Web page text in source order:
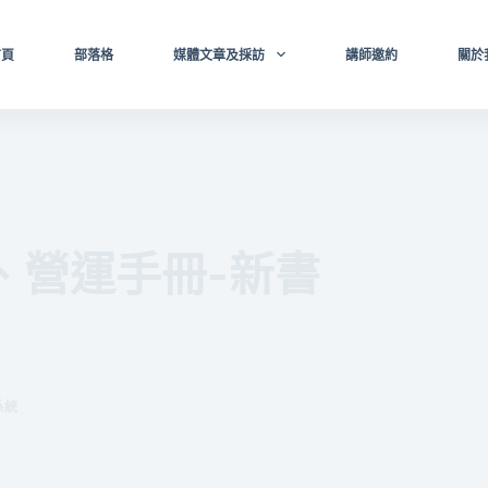
部落格 媒體文章及採訪 講師邀約 關於